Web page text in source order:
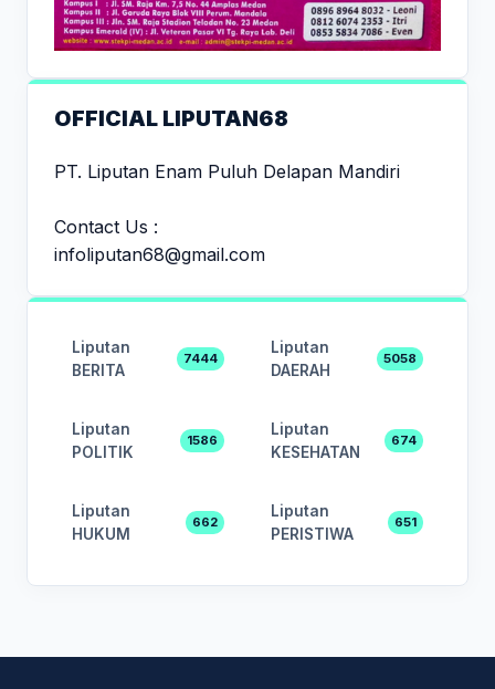
OFFICIAL LIPUTAN68
PT. Liputan Enam Puluh Delapan Mandiri
Contact Us :
infoliputan68@gmail.com
Liputan
BERITA
7444
Liputan
DAERAH
5058
Liputan
POLITIK
1586
Liputan
KESEHATAN
674
Liputan
HUKUM
662
Liputan
PERISTIWA
651